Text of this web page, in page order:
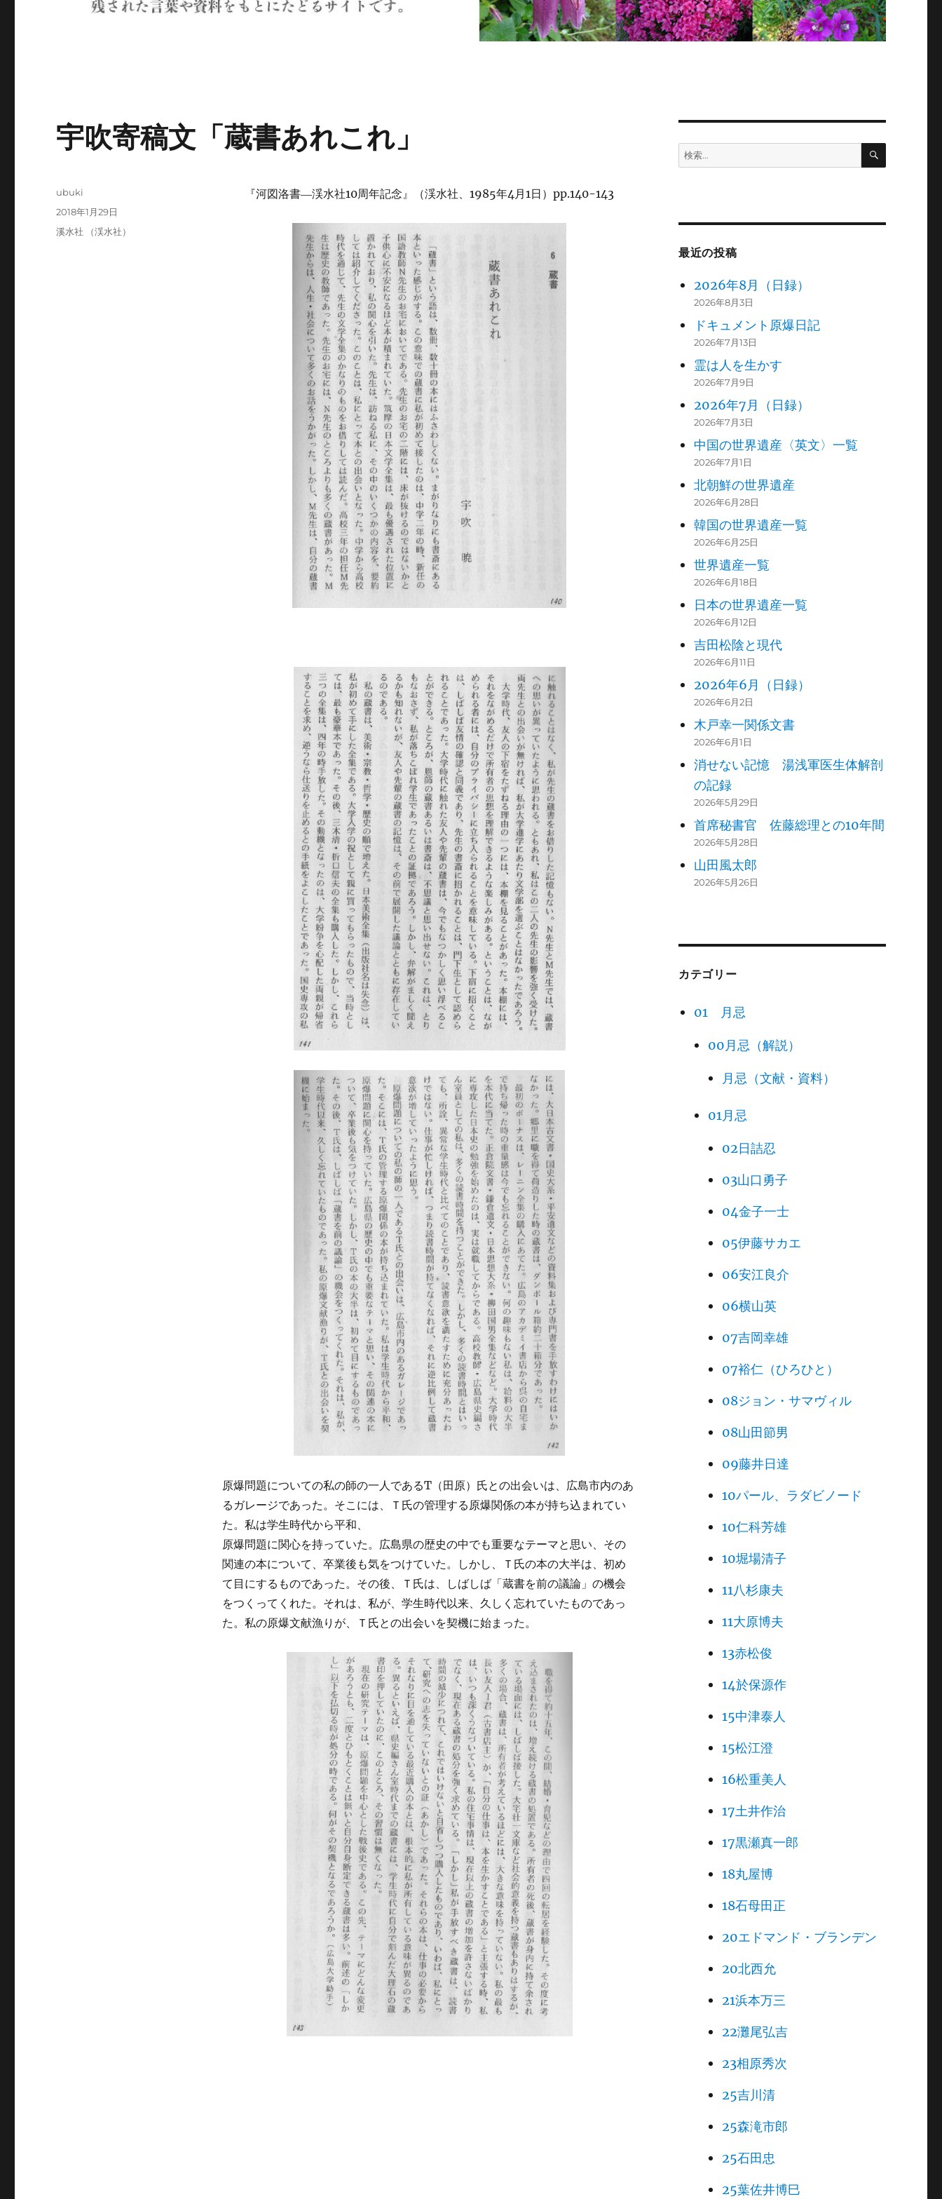
宇吹寄稿文「蔵書あれこれ」
『河図洛書―渓水社10周年記念』（渓水社、1985年4月1日）pp.140-143
原爆問題についての私の師の一人であるT（田原）氏との出会いは、広島市内のあ
るガレージであった。そこには、Ｔ氏の管理する原爆関係の本が持ち込まれてい
た。私は学生時代から平和、
原爆問題に関心を持っていた。広島県の歴史の中でも重要なテーマと思い、その
関連の本について、卒業後も気をつけていた。しかし、Ｔ氏の本の大半は、初め
て目にするものであった。その後、Ｔ氏は、しばしば「蔵書を前の議論」の機会
をつくってくれた。それは、私が、学生時代以来、久しく忘れていたものであっ
た。私の原爆文献漁りが、Ｔ氏との出会いを契機に始まった。
投
ubuki
投
稿
2018年1月29日
カ
溪水社 （渓水社）
検
索:
検
最近の投稿
2026年8月（日録）
2026年8月3日
ドキュメント原爆日記
2026年7月13日
霊は人を生かす
2026年7月9日
2026年7月（日録）
2026年7月3日
中国の世界遺産〈英文〉一覧
2026年7月1日
北朝鮮の世界遺産
2026年6月28日
韓国の世界遺産一覧
2026年6月25日
世界遺産一覧
2026年6月18日
日本の世界遺産一覧
2026年6月12日
吉田松陰と現代
2026年6月11日
2026年6月（日録）
2026年6月2日
木戸幸一関係文書
2026年6月1日
消せない記憶 湯浅軍医生体解剖
の記録
2026年5月29日
首席秘書官 佐藤総理との10年間
2026年5月28日
山田風太郎
2026年5月26日
カテゴリー
01 月忌
00月忌（解説）
月忌（文献・資料）
01月忌
02日詰忍
03山口勇子
04金子一士
05伊藤サカエ
06安江良介
06横山英
07吉岡幸雄
07裕仁（ひろひと）
08ジョン・サマヴィル
08山田節男
09藤井日達
10パール、ラダビノード
10仁科芳雄
10堀場清子
11八杉康夫
11大原博夫
13赤松俊
14於保源作
15中津泰人
15松江澄
16松重美人
17土井作治
17黒瀬真一郎
18丸屋博
18石母田正
20エドマンド・ブランデン
20北西允
21浜本万三
22灘尾弘吉
23相原秀次
25吉川清
25森滝市郎
25石田忠
25葉佐井博巳